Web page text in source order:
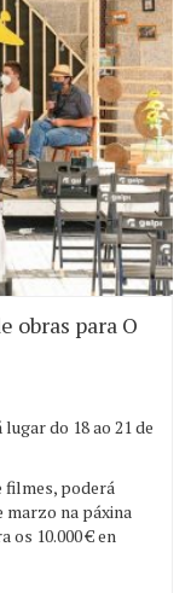
obras para O
do 18 ao 21 de
filmes, poderá
marzo na páxina
os 10.000 € en